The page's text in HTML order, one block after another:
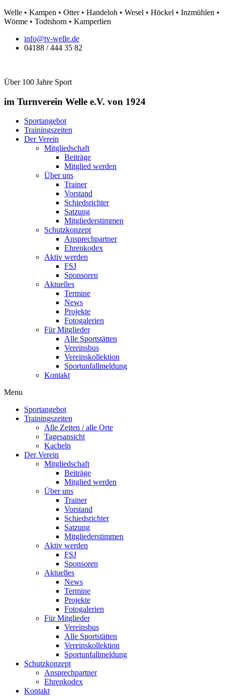
Zum
Inhalt
Welle • Kampen • Otter • Handeloh • Wesel • Höckel • Inzmühlen •
Wörme • Todtshorn • Kamperlien
info@tv-welle.de
04188 / 444 35 82
Über 100 Jahre Sport
im Turnverein Welle e.V. von 1924
Sportangebot
Trainingszeiten
Der Verein
Mitgliedschaft
Beiträge
Mitglied werden
Über uns
Trainer
Vorstand
Schiedsrichter
Satzung
Mitgliederstimmen
Schutzkonzept
Ansprechpartner
Ehrenkodex
Aktiv werden
FSJ
Sponsoren
Aktuelles
Termine
News
Projekte
Fotogalerien
Für Mitglieder
Alle Sportstätten
Vereinsbus
Vereinskollektion
Sportunfallmeldung
Kontakt
Flyout
Menu
Sportangebot
Trainingszeiten
Alle Zeiten / alle Orte
Tagesansicht
Kacheln
Der Verein
Mitgliedschaft
Beiträge
Mitglied werden
Über uns
Trainer
Vorstand
Schiedsrichter
Satzung
Mitgliederstimmen
Aktiv werden
FSJ
Sponsoren
Aktuelles
News
Termine
Projekte
Fotogalerien
Für Mitglieder
Vereinsbus
Alle Sportstätten
Vereinskollektion
Sportunfallmeldung
Schutzkonzept
Ansprechpartner
Ehrenkodex
Kontakt